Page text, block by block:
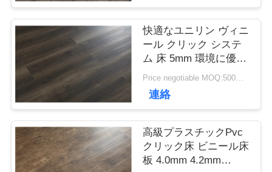
ツ
ア
ー
品
質
管
快適なユニリン ヴィニ
ール クリック システ
ム 床 5mm 環境に優し
い
Price negotiable MOQ:500平方メートル
連絡
高級プラスチックPvc
クリック床 ビニール床
板 4.0mm 4.2mm